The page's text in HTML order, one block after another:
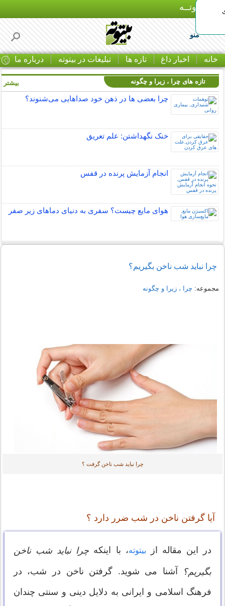
بـیتوتــه
منو
خانه اخبار داغ تازه ها تبلیغات در بیتوته درباره ما
تازه های چرا ، زیرا و چگونه
چرا بعضی ها در ذهن خود صداهایی می‌شنوند؟
خنک نگهداشتن: علم تعریق
انجام آزمایش پرنده در قفس
هوای مایع چیست؟ سفری به دنیای دماهای زیر صفر
بیشتر
چرا نباید شب ناخن بگیریم؟
مجموعه: چرا ، زیرا و چگونه
چرا نباید شب ناخن گرفت ؟
آیا گرفتن ناخن در شب ضرر دارد ؟
در این مقاله از بیتوته، با اینکه چرا نباید شب ناخن
بگیریم؟ آشنا می شوید. گرفتن ناخن در شب، در
فرهنگ اسلامی و ایرانی به دلایل دینی و سنتی چندان